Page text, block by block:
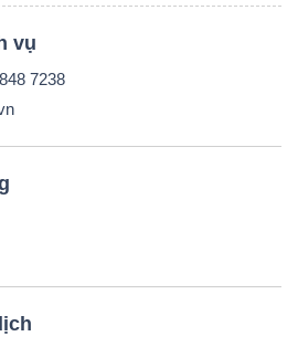
vụ
7238